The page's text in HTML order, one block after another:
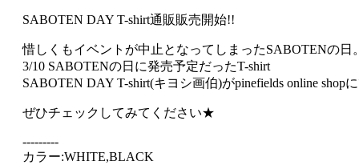
SABOTEN DAY T-shirt通販販売開始!!
惜しくもイベントが中止となってしまったSABOTENの日
3/10 SABOTENの日に発売予定だったT-shirt
SABOTEN DAY T-shirt(キヨシ画伯)がpinefields online shop
ぜひチェックしてみてください★
---------
カラー:WHITE,BLACK